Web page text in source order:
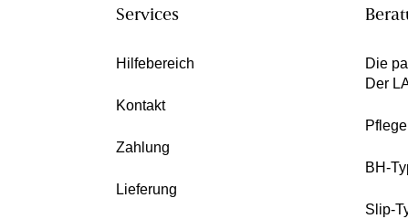
Services
Hilfebereich
Kontakt
Zahlung
Lieferung
Die
Der
BH-
Slip-